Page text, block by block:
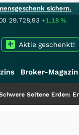
sichern.
29.728,93 +1,18%
Aktie geschenkt!
Broker-Magazin
Erden: Entsteht hier